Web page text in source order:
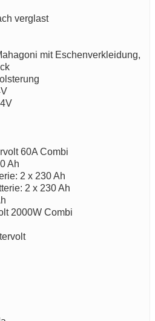
verglast
mit Eschenverkleidung,
60A Combi
Ah
2 x 230 Ah
2 x 230 Ah
2000W Combi